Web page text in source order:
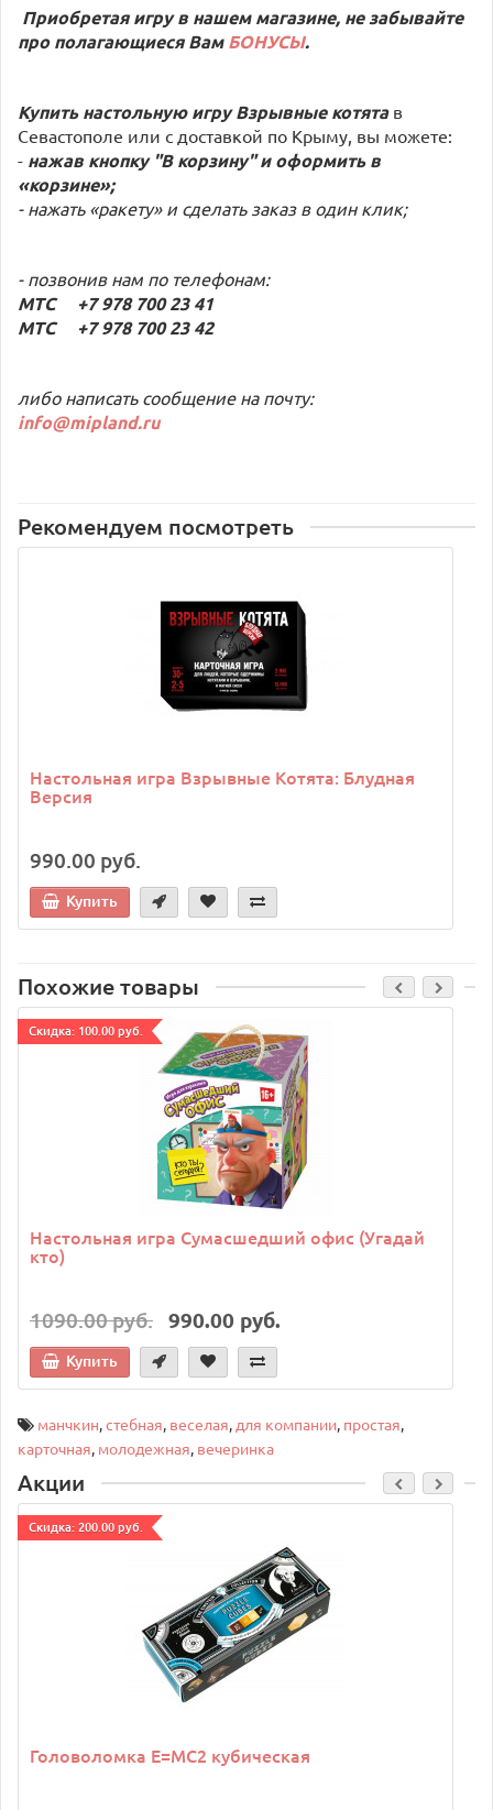
Приобретая игру в нашем магазине, не забывайте
про полагающиеся ВамБОНУСЫ.
Купить настольную игруВзрывные котята в
Севастополе или с доставкой по Крыму, вы можете:
- нажав кнопку "В корзину" и оформить в
«корзине»;
- нажать «ракету» и сделать заказ в один клик;
- позвонив нам по телефонам:
МТС +7 978 700 23 41
МТС +7 978 700 23 42
либо написать сообщение на почту:
info@mipland.ru
Рекомендуем посмотреть
Настольная игра Взрывные Котята: Блудная
Версия
990.00 руб.
Купить
Похожие товары
Cкидка: 100.00 руб.
Настольная игра Сумасшедший офис (Угадай
кто)
1090.00 руб. 990.00 руб.
Купить
манчкин,стебная, веселая, для компании, простая,
карточная, молодежная, вечеринка
Акции
Cкидка: 200.00 руб.
Головоломка E=MC2 кубическая